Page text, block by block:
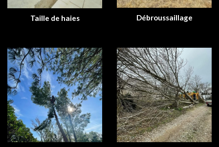
Taille de haies Débroussaillage